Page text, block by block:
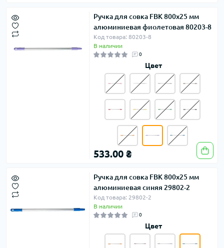
Ручка для совка FBK 800х25 мм
алюминиевая фиолетовая 80203-8
Код товара: 80203-8
В наличии
0
Цвет
533.00 ₴
Ручка для совка FBK 800х25 мм
алюминиевая синяя 29802-2
Код товара: 29802-2
В наличии
0
Цвет